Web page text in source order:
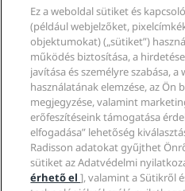
Úti célok
Új és hamarosan elérhető
Radisson Hotels-alkalmazás
Sportszállodák
Családbarát szállodák
Egészség és biztonság
Utazási ügynökök
Vállalati
Radisson Hotel Group
Média
Karrierlehetőségek az RHG-nál
Karrierlehetőségek a PPHE-nél
Karrierlehetőségek az EHL-nél
The Club by RHG
Üzletfejlesztés
Felelős üzletvitel
Beszerzés
Jogi nyilatkozat
Adatvédelmi Központ
Jogi nyilatkozat
A Radisson Rewards
Webhelyhasználati szerződés
Digitális akadálymentesítés
Modern rabszolgaság-
Súgó
Fogyasztóvédelmi felhívások
Kapcsolat
GYIK
Oldaltérkép
Közösségi média
Radisson Hotels-márkák
Ez a weboldal sütiket és
(például webjelzőket,
objektumokat) („sütiket”)
működés biztosítása, a
javítása és személyre szabása,
használatának elemzése, az Ön
megjegyzése, valamint
erőfeszítéseink támogatása
elfogadása” lehetőség
Radisson adatokat gyűjthet
sütiket az Adatvédelmi
érhető el], valamint a Sütikről